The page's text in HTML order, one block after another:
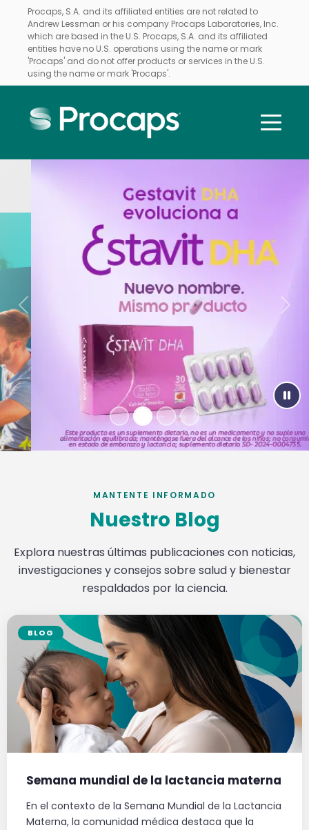
Procaps, S.A. and its affiliated entities are not related to
Andrew Lessman or his company Procaps Laboratories, Inc.
which are based in the U.S. Procaps, S.A. and its affiliated
entities have no U.S. operations using the name or mark
'Procaps' and do not offer products or services in the U.S.
using the name or mark 'Procaps'.
Previous Next
MANTENTE INFORMADO
Nuestro Blog
Explora nuestras últimas publicaciones con noticias,
investigaciones y consejos sobre salud y bienestar
respaldados por la ciencia.
BLOG
Semana mundial de la lactancia materna
En el contexto de la Semana Mundial de la Lactancia
Materna, la comunidad médica destaca que la